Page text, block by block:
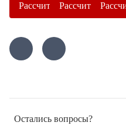
РассчитатьРассчитать
Остались вопросы?